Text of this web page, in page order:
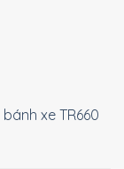
xe TR660